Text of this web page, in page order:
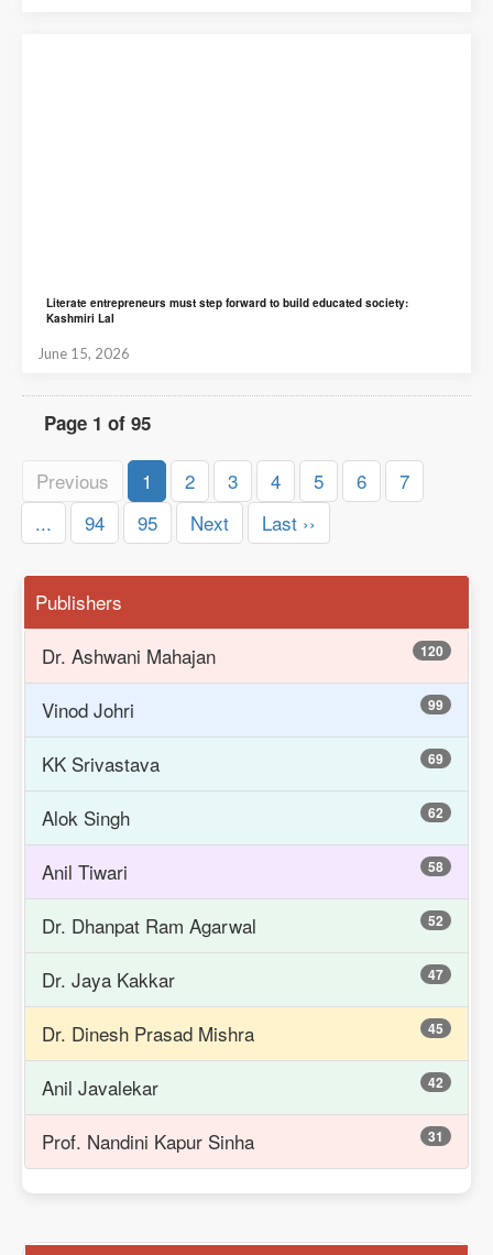
Literate entrepreneurs must step forward to build educated society:
Kashmiri Lal
June 15, 2026
Page 1 of 95
Previous 1 2 3 4 5 6
7
...
94 95 Next Last ››
Publishers
Dr. Ashwani Mahajan
120
Vinod Johri 99
KK Srivastava 69
Alok Singh 62
Anil Tiwari 58
Dr. Dhanpat Ram Agarwal 52
Dr. Jaya Kakkar 47
Dr. Dinesh Prasad Mishra 45
Anil Javalekar 42
Prof. Nandini Kapur Sinha 31